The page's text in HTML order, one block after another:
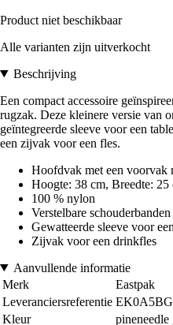
Product niet beschikbaar
Alle varianten zijn uitverkocht
Beschrijving
Een compact accessoire
rugzak. Deze kleinere versie van
geïntegreerde sleeve voor een
een zijvak voor een fles.
Hoofdvak met een voorvak
Hoogte: 38 cm, Breedte:
100 % nylon
Verstelbare
Gewatteerde sleeve voor
Zijvak voor een drinkfles
Aanvullende informatie
Merk
Eastpak
Leveranciersreferentie
Kleur
pineneedle